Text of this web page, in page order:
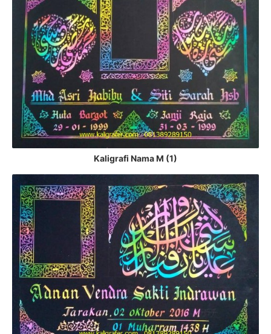
Kaligrafi Nama M (1)